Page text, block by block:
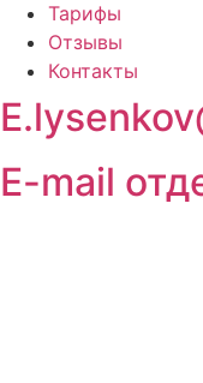
Тарифы
Отзывы
Контакты
E-mail